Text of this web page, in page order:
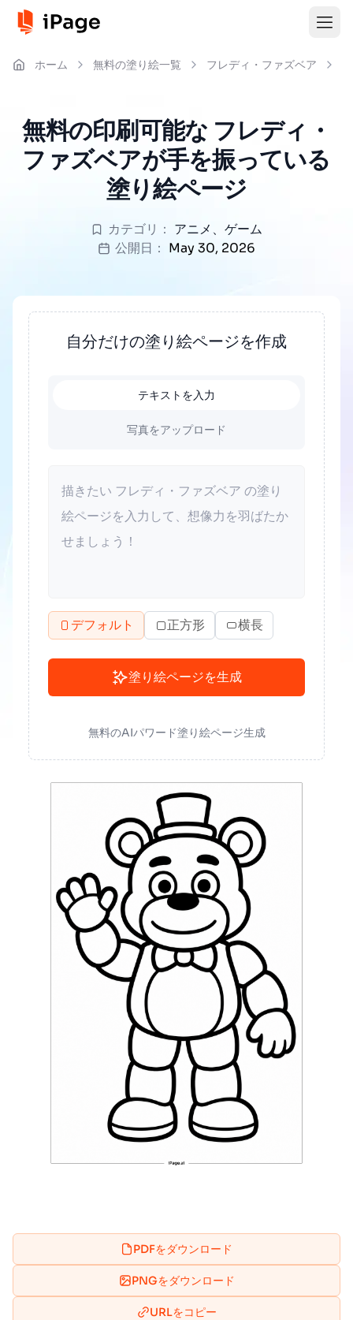
ホーム 無料の塗り絵一覧 フレディ・ファズベア
無料の印刷可能な フレディ・
ファズベアが手を振っている
塗り絵ページ
カテゴリ： アニメ 、 ゲーム
公開日： May 30, 2026
自分だけの塗り絵ページを作成
テキストを入力
写真をアップロード
デフォルト 正方形 横長
塗り絵ページを生成
無料のAIパワード塗り絵ページ生成
PDFをダウンロード
PNGをダウンロード
URLをコピー